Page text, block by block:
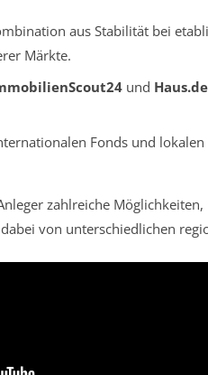
aus Stabilität bei
Märkte.
und Haus.de
Fonds und
zahlreiche
von unterschiedlichen